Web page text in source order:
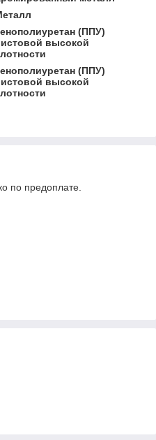
(ППУ)
высокой
(ППУ)
высокой
по предоплате.